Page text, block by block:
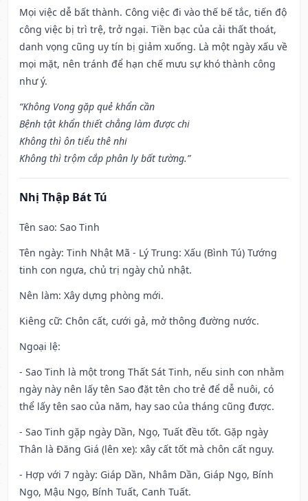
Mọi việc dễ bất thành. Công việc đi vào thế bế tắc, tiến độ
công việc bị trì trệ, trở ngại. Tiền bạc của cải thất thoát,
danh vọng cũng uy tín bị giảm xuống. Là một ngày xấu về
mọi mặt, nên tránh để hạn chế mưu sự khó thành công
như ý.
“Không Vong gặp quẻ khẩn cần
Bệnh tật khẩn thiết chẳng làm được chi
Không thì ôn tiểu thê nhi
Không thì trộm cắp phân ly bất tường.”
Nhị Thập Bát Tú
Tên sao: Sao Tinh
Tên ngày: Tinh Nhật Mã - Lý Trung: Xấu (Bình Tú) Tướng
tinh con ngựa, chủ trị ngày chủ nhật.
Nên làm: Xây dựng phòng mới.
Kiêng cữ: Chôn cất, cưới gả, mở thông đường nước.
Ngoại lệ:
- Sao Tinh là một trong Thất Sát Tinh, nếu sinh con nhằm
ngày này nên lấy tên Sao đặt tên cho trẻ để dễ nuôi, có
thể lấy tên sao của năm, hay sao của tháng cũng được.
- Sao Tinh gặp ngày Dần, Ngọ, Tuất đều tốt. Gặp ngày
Thân là Đăng Giá (lên xe): xây cất tốt mà chôn cất nguy.
- Hợp với 7 ngày: Giáp Dần, Nhâm Dần, Giáp Ngọ, Bính
Ngọ, Mậu Ngọ, Bính Tuất, Canh Tuất.